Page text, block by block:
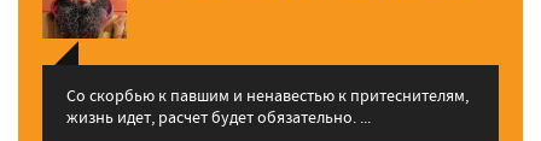
Со скорбью к павшим и ненавестью к притеснителям,
жизнь идет, расчет будет обязательно. ...